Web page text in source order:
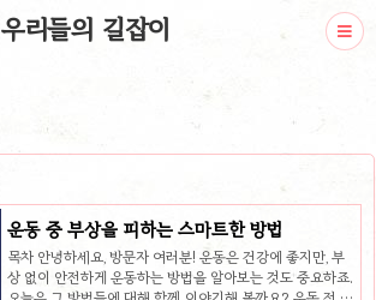
우리들의 길잡이
운동 중 부상을 피하는 스마트한 방법
목차 안녕하세요, 방문자 여러분! 운동은 건강에 좋지만, 부
상 없이 안전하게 운동하는 방법을 알아보는 것도 중요하죠.